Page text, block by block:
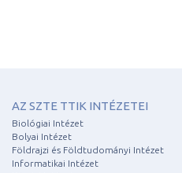
AZ SZTE TTIK INTÉZETEI
Biológiai Intézet
Bolyai Intézet
Földrajzi és Földtudományi Intézet
Informatikai Intézet